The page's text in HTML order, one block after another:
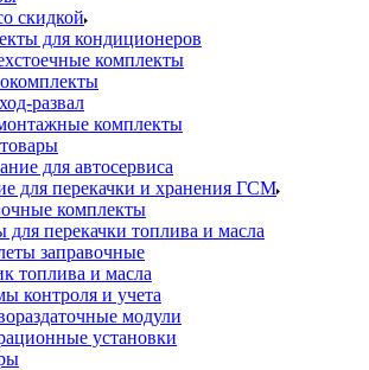
скидкой
для кондиционеров
комплекты
развал
комплекты
для автосервиса
для перекачки и хранения ГСМ
комплекты
для перекачки топлива и масла
заправочные
топлива и масла
контроля и учета
модули
установки